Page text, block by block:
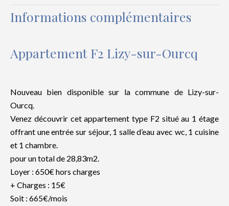
Informations complémentaires
Appartement F2 Lizy-sur-Ourcq
Nouveau bien disponible sur la commune de Lizy-sur-
Ourcq.
Venez découvrir cet appartement type F2 situé au 1 étage
offrant une entrée sur séjour, 1 salle d’eau avec wc, 1 cuisine
et 1 chambre.
pour un total de 28,83m2.
Loyer : 650€ hors charges
+ Charges : 15€
Soit : 665€/mois